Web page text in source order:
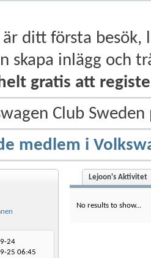
ditt första besök,
skapa inlägg och
gratis att
Club
medlem i
24
25 06:45
Lejoon's Aktivitet
No results to show...